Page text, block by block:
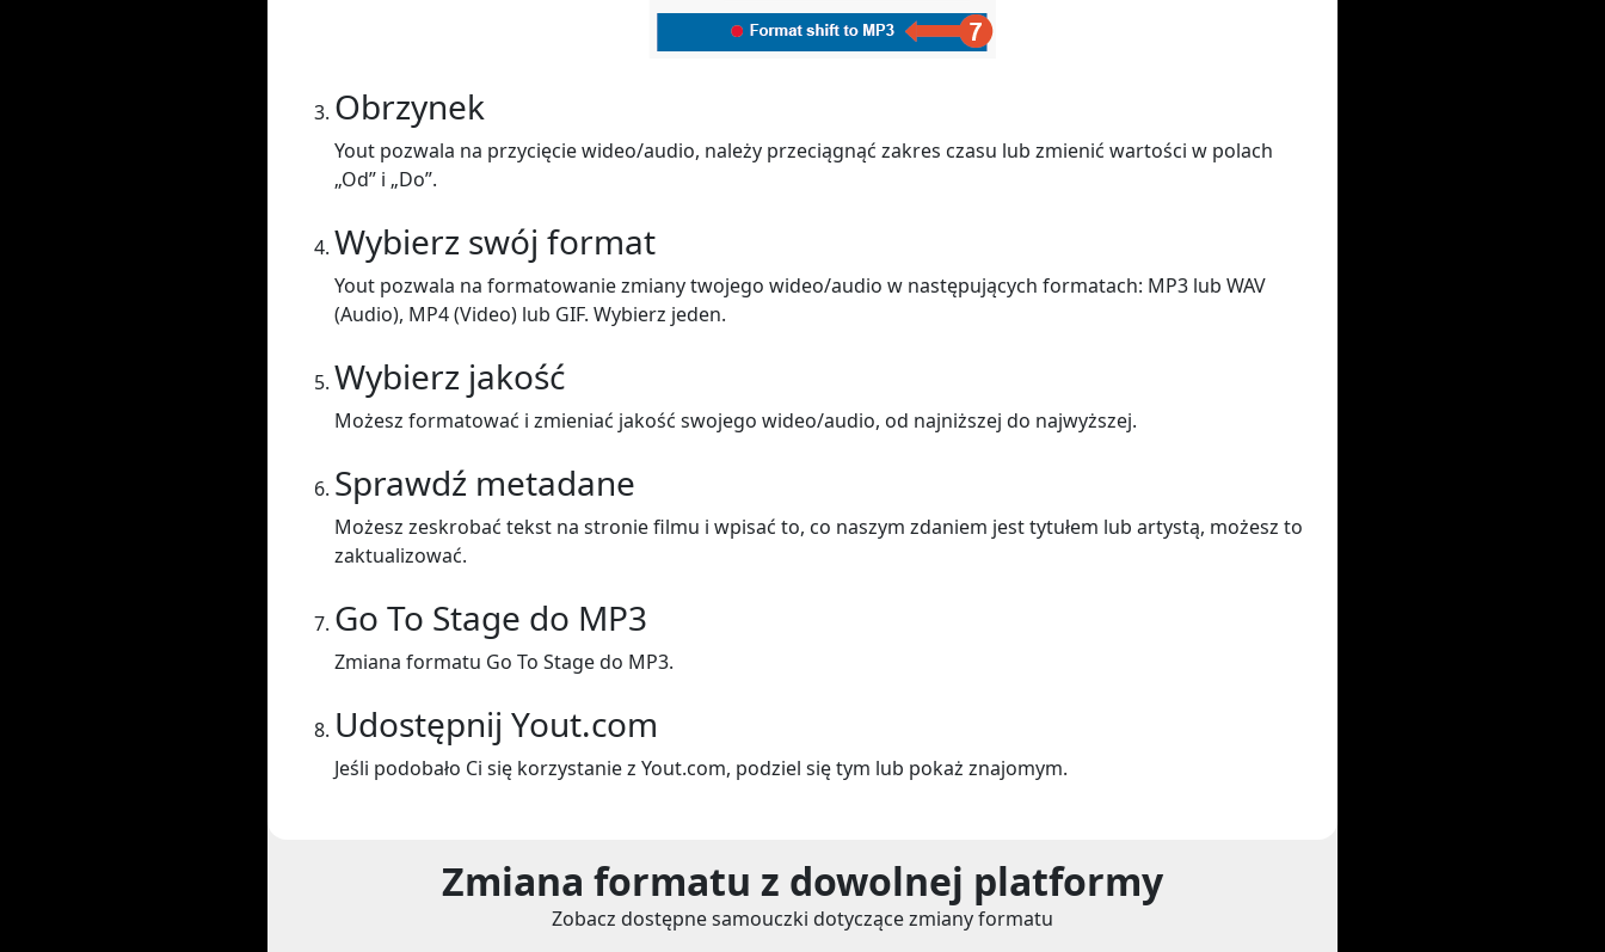
Obrzynek
Yout pozwala na przycięcie wideo/audio, należy przeciągnąć zakres czasu lub zmienić wartości w polach
„Od” i „Do”.
Wybierz swój format
Yout pozwala na formatowanie zmiany twojego wideo/audio w następujących formatach: MP3 lub WAV
(Audio), MP4 (Video) lub GIF. Wybierz jeden.
Wybierz jakość
Możesz formatować i zmieniać jakość swojego wideo/audio, od najniższej do najwyższej.
Sprawdź metadane
Możesz zeskrobać tekst na stronie filmu i wpisać to, co naszym zdaniem jest tytułem lub artystą, możesz to
zaktualizować.
Go To Stage do MP3
Zmiana formatu Go To Stage do MP3.
Udostępnij Yout.com
Jeśli podobało Ci się korzystanie z Yout.com, podziel się tym lub pokaż znajomym.
Zmiana formatu z dowolnej platformy
Zobacz dostępne samouczki dotyczące zmiany formatu